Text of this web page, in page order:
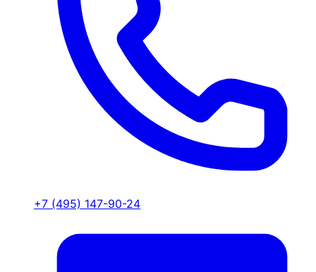
+7 (495) 147-90-24